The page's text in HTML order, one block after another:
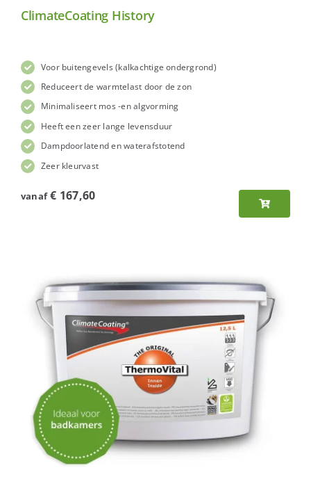
ClimateCoating History
Voor buitengevels (kalkachtige ondergrond)
Reduceert de warmtelast door de zon
Minimaliseert mos -en algvorming
Heeft een zeer lange levensduur
Dampdoorlatend en waterafstotend
Zeer kleurvast
vanaf € 167,60